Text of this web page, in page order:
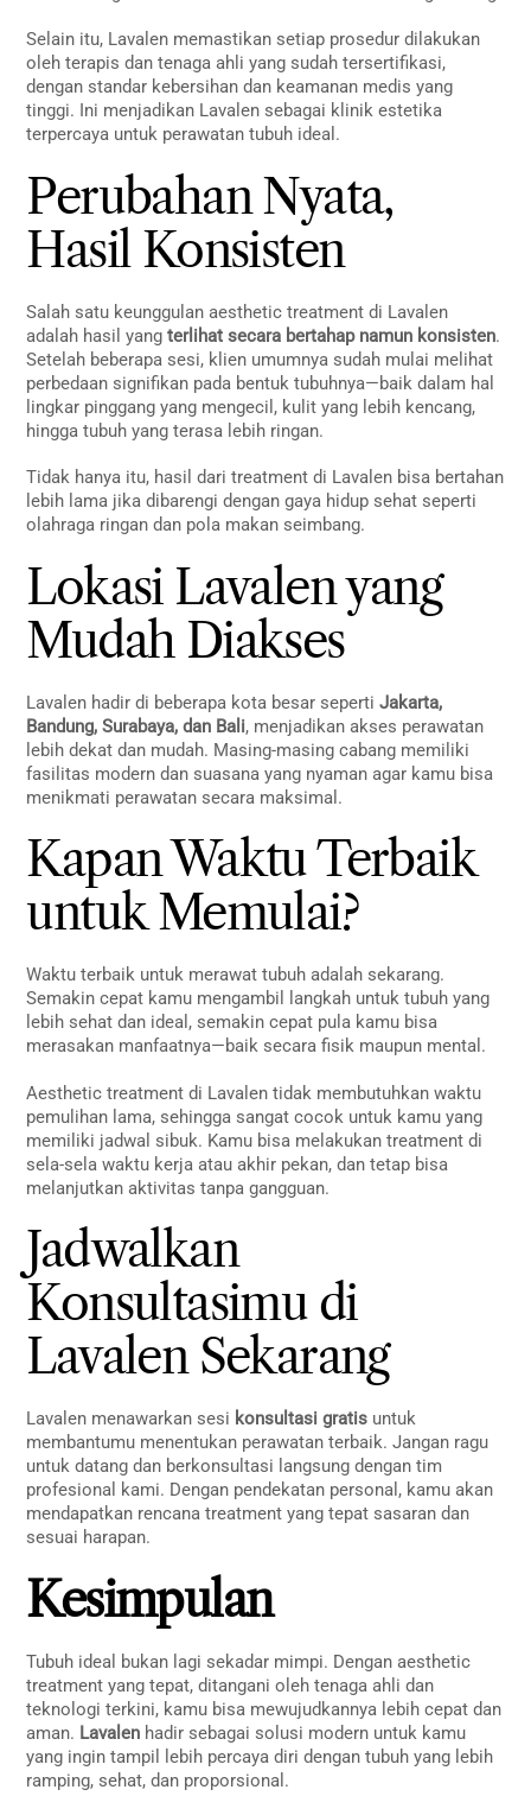
Selain itu, Lavalen memastikan setiap prosedur dilakukan
oleh terapis dan tenaga ahli yang sudah tersertifikasi,
dengan standar kebersihan dan keamanan medis yang
tinggi. Ini menjadikan Lavalen sebagai klinik estetika
terpercaya untuk perawatan tubuh ideal.
Perubahan Nyata,
Hasil Konsisten
Salah satu keunggulan aesthetic treatment di Lavalen
adalah hasil yangterlihat secara bertahap namun konsisten.
Setelah beberapa sesi, klien umumnya sudah mulai melihat
perbedaan signifikan pada bentuk tubuhnya—baik dalam hal
lingkar pinggang yang mengecil, kulit yang lebih kencang,
hingga tubuh yang terasa lebih ringan.
Tidak hanya itu, hasil dari treatment di Lavalen bisa bertahan
lebih lama jika dibarengi dengan gaya hidup sehat seperti
olahraga ringan dan pola makan seimbang.
Lokasi Lavalen yang
Mudah Diakses
Lavalen hadir di beberapa kota besar sepertiJakarta,
Bandung, Surabaya, dan Bali, menjadikan akses perawatan
lebih dekat dan mudah. Masing-masing cabang memiliki
fasilitas modern dan suasana yang nyaman agar kamu bisa
menikmati perawatan secara maksimal.
Kapan Waktu Terbaik
untuk Memulai?
Waktu terbaik untuk merawat tubuh adalah sekarang.
Semakin cepat kamu mengambil langkah untuk tubuh yang
lebih sehat dan ideal, semakin cepat pula kamu bisa
merasakan manfaatnya—baik secara fisik maupun mental.
Aesthetic treatment di Lavalen tidak membutuhkan waktu
pemulihan lama, sehingga sangat cocok untuk kamu yang
memiliki jadwal sibuk. Kamu bisa melakukan treatment di
sela-sela waktu kerja atau akhir pekan, dan tetap bisa
melanjutkan aktivitas tanpa gangguan.
Jadwalkan
Konsultasimu di
Lavalen Sekarang
Lavalen menawarkan sesi konsultasi gratis untuk
membantumu menentukan perawatan terbaik. Jangan ragu
untuk datang dan berkonsultasi langsung dengan tim
profesional kami. Dengan pendekatan personal, kamu akan
mendapatkan rencana treatment yang tepat sasaran dan
sesuai harapan.
Kesimpulan
Tubuh ideal bukan lagi sekadar mimpi. Dengan aesthetic
treatment yang tepat, ditangani oleh tenaga ahli dan
teknologi terkini, kamu bisa mewujudkannya lebih cepat dan
aman. Lavalen hadir sebagai solusi modern untuk kamu
yang ingin tampil lebih percaya diri dengan tubuh yang lebih
ramping, sehat, dan proporsional.